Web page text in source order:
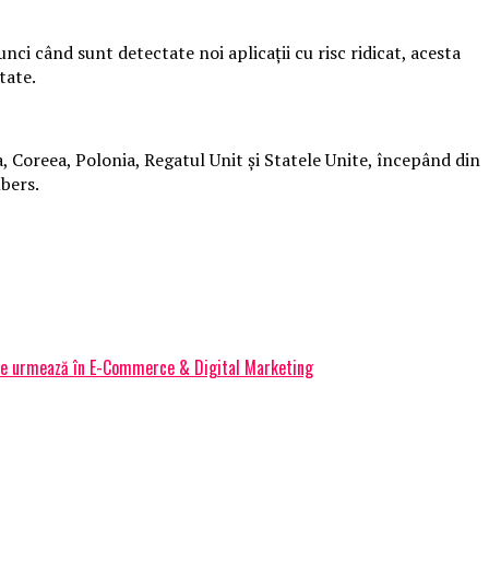
când sunt detectate noi aplicații cu risc ridicat, acesta
Polonia, Regatul Unit și Statele Unite, începând din
urmează în E-Commerce & Digital Marketing